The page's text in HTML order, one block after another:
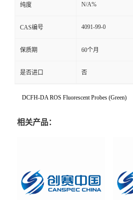
纯度 N/A%
CAS编号 4091-99-0
保质期 60个月
是否进口 否
DCFH-DA ROS Fluorescent Probes (Green)
相关产品：